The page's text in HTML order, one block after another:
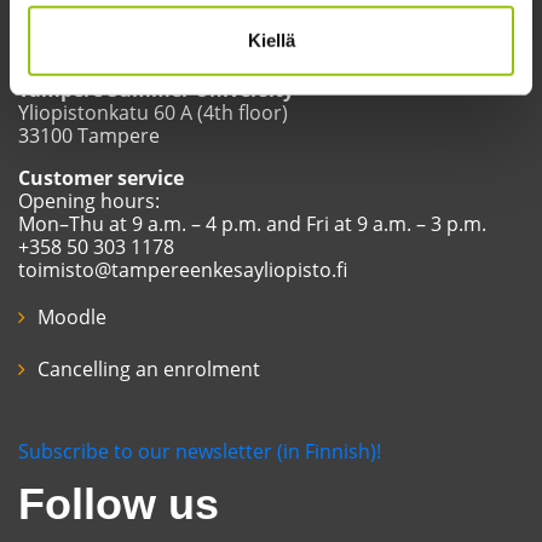
Kiellä
Tampere Summer University
Yliopistonkatu 60 A (4th floor)
33100 Tampere
Customer service
Opening hours:
Mon–Thu at 9 a.m. – 4 p.m. and Fri at 9 a.m. – 3 p.m.
+358 50 303 1178
toimisto@tampereenkesayliopisto.fi
Moodle
Cancelling an enrolment
Subscribe to our newsletter (in Finnish)!
Follow us